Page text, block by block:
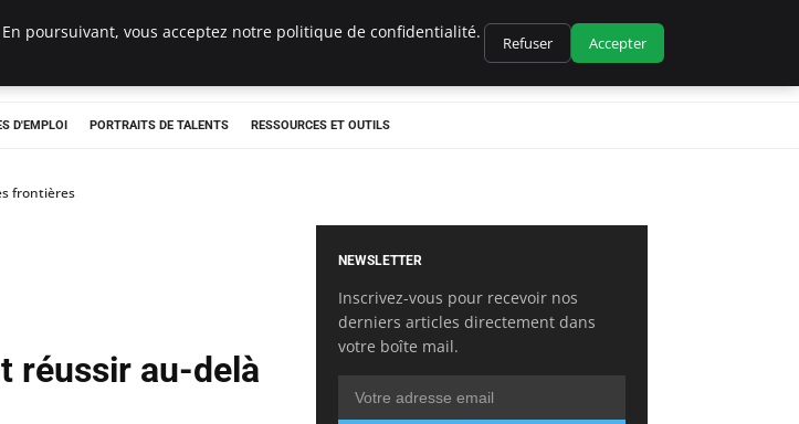
D'EMPLOI PORTRAITS DE TALENTS RESSOURCES ET OUTILS
frontières
réussir au-delà
NEWSLETTER
Inscrivez-vous pour recevoir nos
derniers articles directement dans
votre boîte mail.
poursuivant, vous acceptez notre politique de confidentialité.
Refuser Accepter